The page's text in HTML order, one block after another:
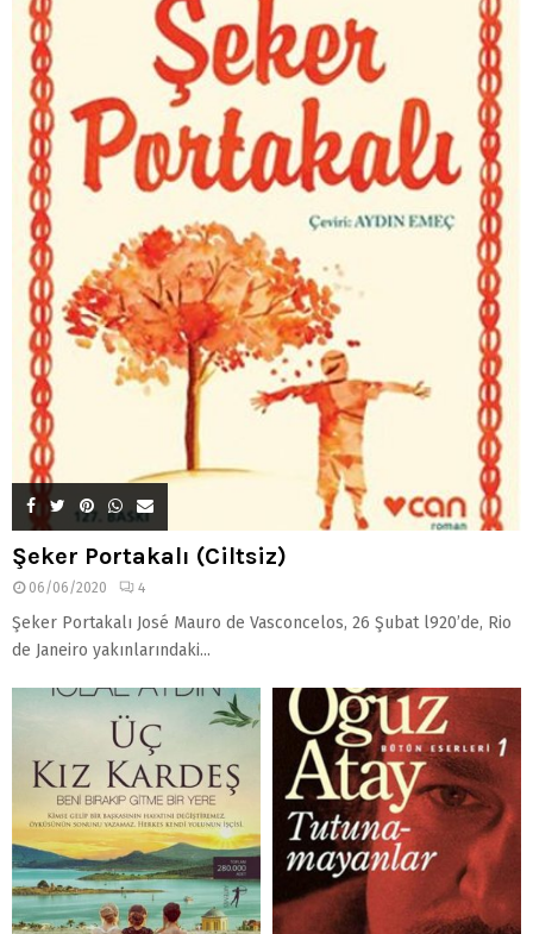
Şeker Portakalı (Ciltsiz)
06/06/2020 4
Şeker Portakalı José Mauro de Vasconcelos, 26 Şubat l920’de, Rio
de Janeiro yakınlarındaki...